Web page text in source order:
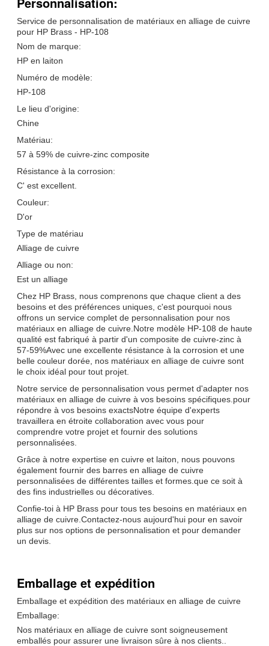
Service de personnalisation de matériaux en alliage de cuivre
pour HP Brass - HP-108
Nom de marque:
HP en laiton
Numéro de modèle:
HP-108
Le lieu d'origine:
Chine
Matériau:
57 à 59% de cuivre-zinc composite
Résistance à la corrosion:
C' est excellent.
Couleur:
D'or
Type de matériau
Alliage de cuivre
Alliage ou non:
Est un alliage
Chez HP Brass, nous comprenons que chaque client a des
besoins et des préférences uniques, c'est pourquoi nous
offrons un service complet de personnalisation pour nos
matériaux en alliage de cuivre.Notre modèle HP-108 de haute
qualité est fabriqué à partir d'un composite de cuivre-zinc à
57-59%Avec une excellente résistance à la corrosion et une
belle couleur dorée, nos matériaux en alliage de cuivre sont
le choix idéal pour tout projet.
Notre service de personnalisation vous permet d'adapter nos
matériaux en alliage de cuivre à vos besoins spécifiques.pour
répondre à vos besoins exactsNotre équipe d'experts
travaillera en étroite collaboration avec vous pour
comprendre votre projet et fournir des solutions
personnalisées.
Grâce à notre expertise en cuivre et laiton, nous pouvons
également fournir des barres en alliage de cuivre
personnalisées de différentes tailles et formes.que ce soit à
des fins industrielles ou décoratives.
Confie-toi à HP Brass pour tous tes besoins en matériaux en
alliage de cuivre.Contactez-nous aujourd'hui pour en savoir
plus sur nos options de personnalisation et pour demander
un devis.
Emballage et expédition
Emballage et expédition des matériaux en alliage de cuivre
Emballage:
Nos matériaux en alliage de cuivre sont soigneusement
emballés pour assurer une livraison sûre à nos clients..